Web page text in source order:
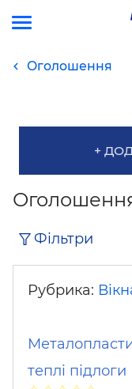
Оголошення
+
Фільтри
Рубрика:
теплі підлоги